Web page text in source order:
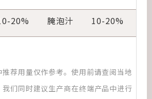
20% 腌泡汁 10-20%
荐用量仅作参考。使用前请查阅当地
们同时建议生产商在终端产品中进行